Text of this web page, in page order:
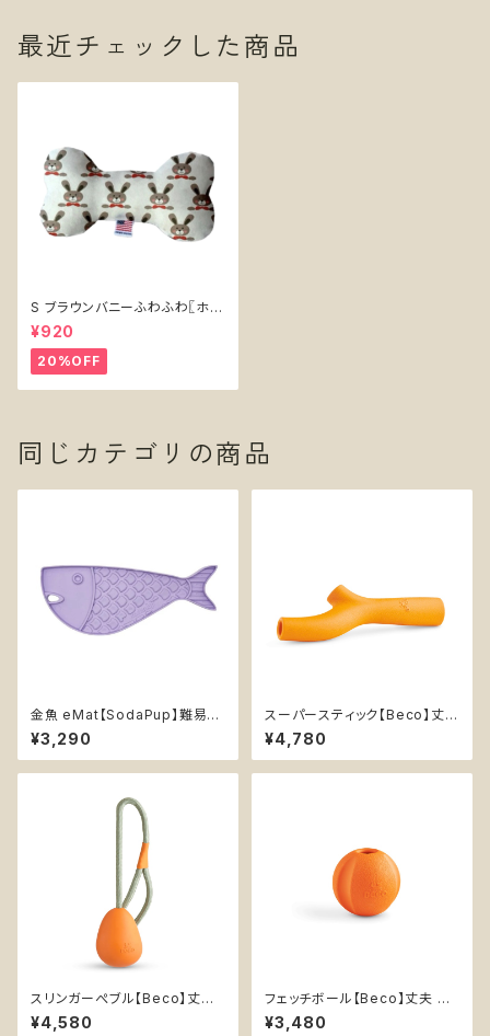
最近チェックした商品
S ブラウンバニーふわふわ〖ホネ
型おもちゃ〗うさぎ
¥920
20%OFF
同じカテゴリの商品
金魚 eMat【SodaPup】難易度
★ 早食い防止皿 スローフィー
ダー 知育 エンリッチメント スト
レス解消 猫 リックマットソダパッ
¥3,290
スーパースティック【Beco】丈夫
持ってこい棒 天然ゴム エンリッ
チメント イエロー オレンジ
¥4,780
スリンガーぺブル【Beco】丈夫
卵型 持ってこいボール ひも付き
天然ゴム イエロー オレンジ
¥4,580
フェッチボール【Beco】丈夫 持
ってこいボール 音なる 天然ゴム
イエロー オレンジ
¥3,480